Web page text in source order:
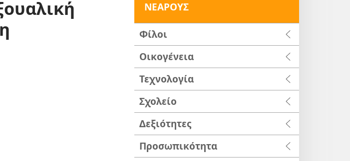
ΝΕΑΡΟΥΣ
Φίλοι
Οικογένεια
Τεχνολογία
Σχολείο
Δεξιότητες
Προσωπικότητα